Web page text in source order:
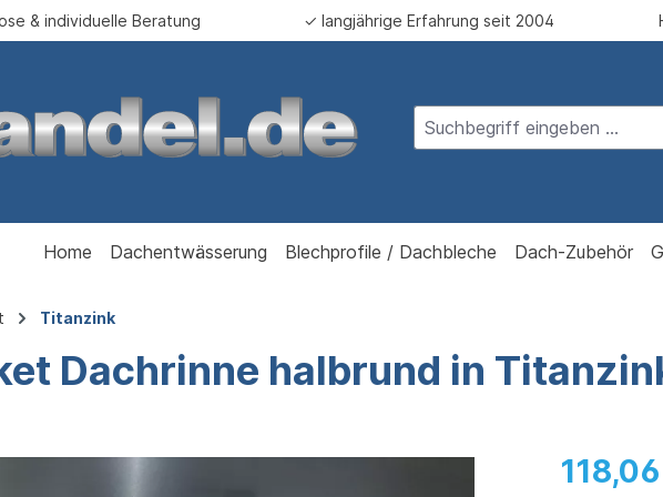
& individuelle Beratung ✓ langjährige Erfahrung seit 2004
Home Dachentwässerung Blechprofile / Dachbleche Dach-Zubehör
Titanzink
Dachrinne halbrund in